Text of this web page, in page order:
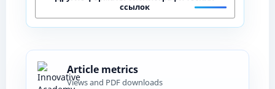
ссылок
Article metrics
Views and PDF downloads